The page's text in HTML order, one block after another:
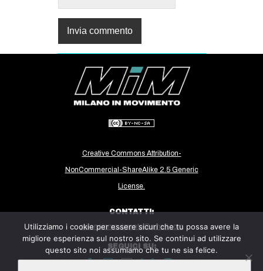
Creative Commons Attribution-
NonCommercial-ShareAlike 2.5 Generic
License.
CONTATTI:
milanoinmovimento@gmail.com
SEGUICI SU:
Utilizziamo i cookie per essere sicuri che tu possa avere la
migliore esperienza sul nostro sito. Se continui ad utilizzare
questo sito noi assumiamo che tu ne sia felice.